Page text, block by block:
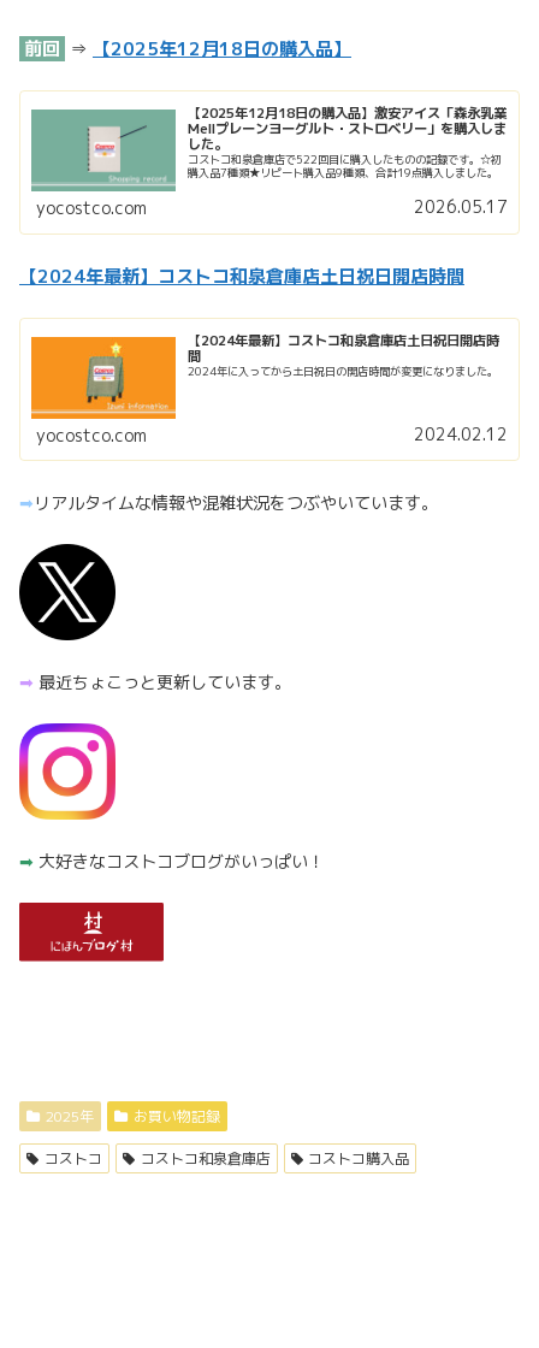
前回 ⇒ 【2025年12月18日の購入品】
【2025年12月18日の購入品】激安アイス「森永乳業
Mellプレーンヨーグルト・ストロベリー」を購入しま
した。
コストコ和泉倉庫店で522回目に購入したものの記録です。☆初
購入品7種類★リピート購入品9種類、合計19点購入しました。
yocostco.com 2026.05.17
【2024年最新】コストコ和泉倉庫店土日祝日開店時間
【2024年最新】コストコ和泉倉庫店土日祝日開店時
間
2024年に入ってから土日祝日の開店時間が変更になりました。
yocostco.com 2024.02.12
➡︎リアルタイムな情報や混雑状況をつぶやいています。
➡︎ 最近ちょこっと更新しています。
➡︎ 大好きなコストコブログがいっぱい！
2025年 お買い物記録
コストコ コストコ和泉倉庫店 コストコ購入品